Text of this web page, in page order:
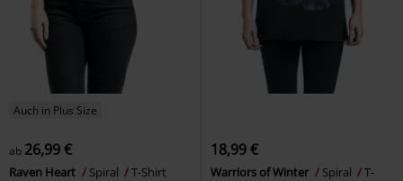
Auch in Plus Size
ab 26,99 €
Raven Heart Spiral T-Shirt
18,99 €
Warriors of Winter Spiral
T-